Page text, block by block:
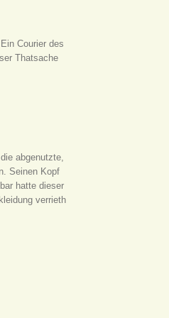
Courier des
Thatsache
abgenutzte,
Seinen Kopf
hatte dieser
verrieth